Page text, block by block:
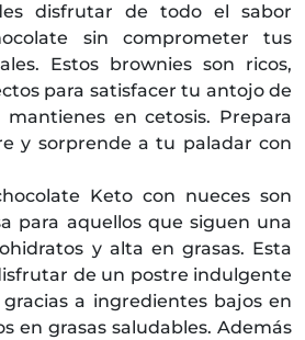
disfrutar de todo el sabor
sin comprometer tus
Estos brownies son ricos,
para satisfacer tu antojo de
en cetosis. Prepara
y sorprende a tu paladar con
Keto con nueces son
para aquellos que siguen una
y alta en grasas. Esta
de un postre indulgente
a ingredientes bajos en
en grasas saludables. Además